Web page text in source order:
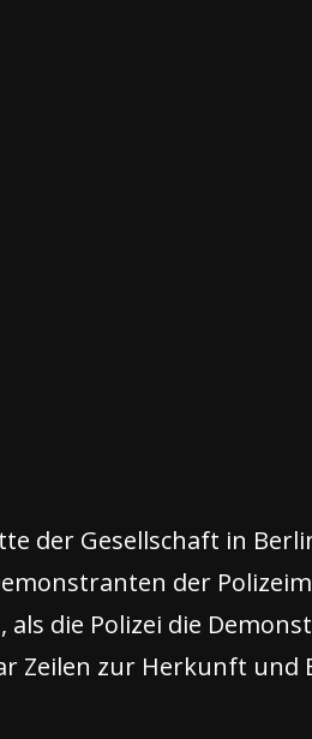
der Gesellschaft in
der
die Polizei die
Zeilen zur Herkunft und